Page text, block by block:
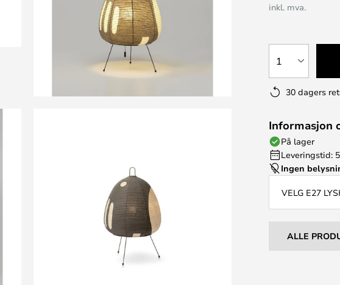
inkl. mva.
1
30 dagers
Informasjon
På lager
Leveringstid:
Ingen
VELG E27
ALLE